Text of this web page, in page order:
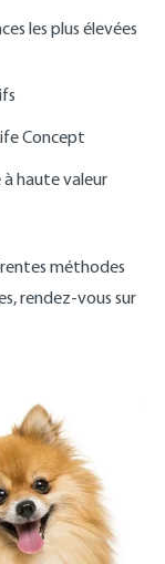
les plus élevées
Concept
haute valeur
méthodes
rendez-vous sur